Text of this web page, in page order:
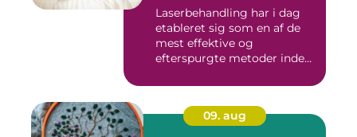
Laserbehandling har i dag
etableret sig som en af de
mest effektive og
efterspurgte metoder inden
09. aug